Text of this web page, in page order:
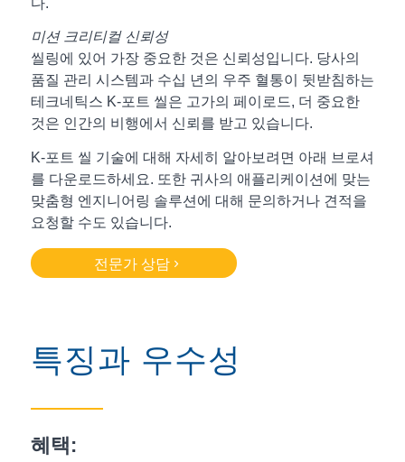
미션 크리티컬 신뢰성
씰링에 있어 가장 중요한 것은 신뢰성입니다. 당사의
품질 관리 시스템과 수십 년의 우주 혈통이 뒷받침하는
테크네틱스 K-포트 씰은 고가의 페이로드, 더 중요한
것은 인간의 비행에서 신뢰를 받고 있습니다.
K-포트 씰 기술에 대해 자세히 알아보려면 아래 브로셔
를 다운로드하세요. 또한 귀사의 애플리케이션에 맞는
맞춤형 엔지니어링 솔루션에 대해 문의하거나 견적을
요청할 수도 있습니다.
전문가 상담
특징과 우수성
혜택: